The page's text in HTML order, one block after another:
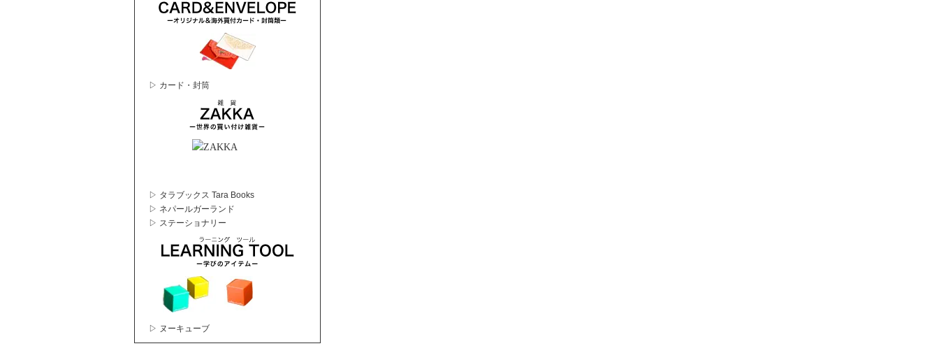
▷ カード・封筒
▷ タラブックス Tara Books
▷ ネパールガーランド
▷ ステーショナリー
▷ ヌーキューブ